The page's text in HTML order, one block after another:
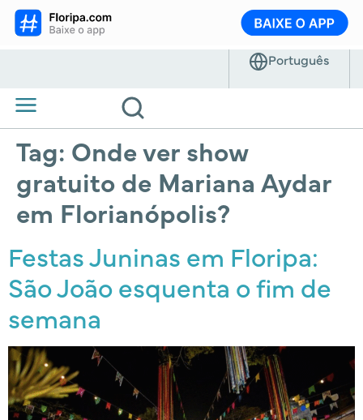
Tag: Onde ver show
gratuito de Mariana Aydar
em Florianópolis?
Festas Juninas em Floripa:
São João esquenta o fim de
semana